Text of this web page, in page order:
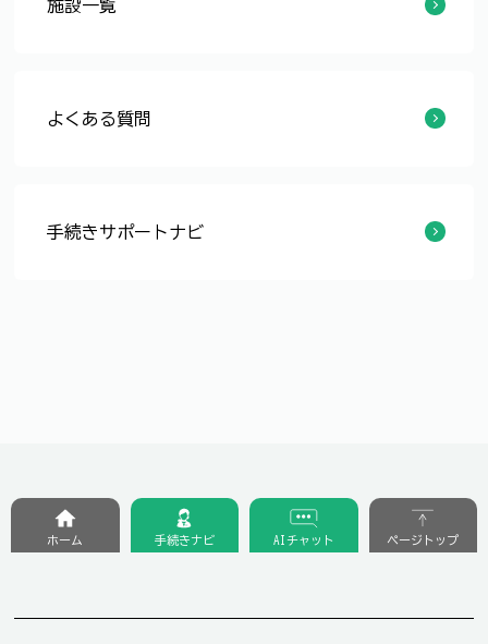
施設一覧
よくある質問
手続きサポートナビ
ホーム 手続きナビ AIチャット ページトップ